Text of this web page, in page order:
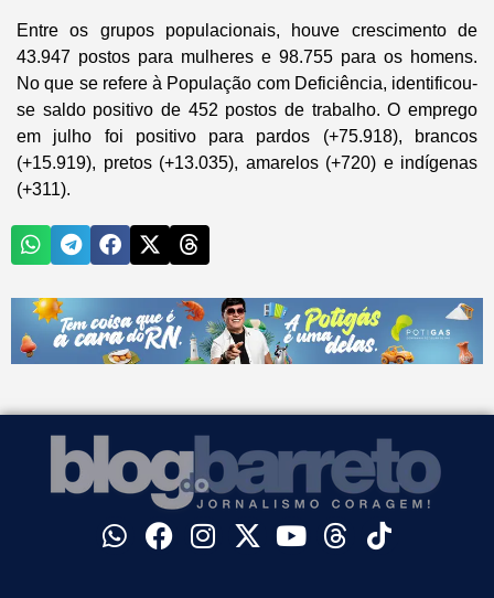
Entre os grupos populacionais, houve crescimento de
43.947 postos para mulheres e 98.755 para os homens.
No que se refere à População com Deficiência, identificou-
se saldo positivo de 452 postos de trabalho. O emprego
em julho foi positivo para pardos (+75.918), brancos
(+15.919), pretos (+13.035), amarelos (+720) e indígenas
(+311).